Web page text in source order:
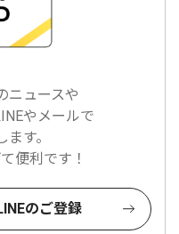
ニュースや
やメールで
す。
便利です！
のご登録